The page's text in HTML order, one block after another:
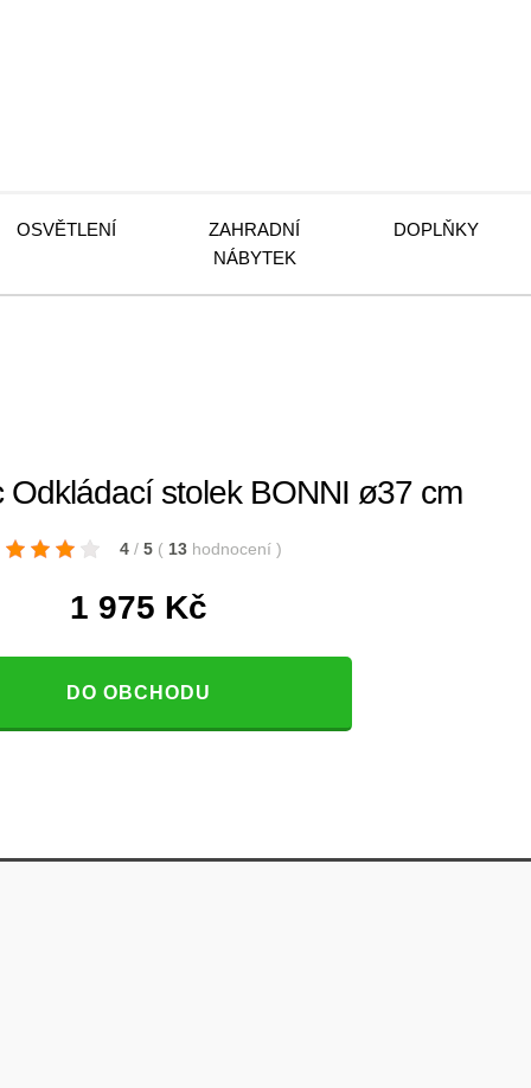
OSVĚTLENÍ
ZAHRADNÍ
NÁBYTEK
DOPLŇKY
Odkládací stolek BONNI ø37 cm
4 / 5 ( 13 hodnocení )
1 975 Kč
DO OBCHODU